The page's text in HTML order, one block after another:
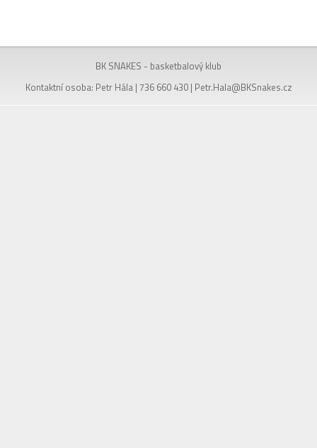
BK SNAKES - basketbalový klub
Kontaktní osoba: Petr Hála | 736 660 430 | Petr.Hala@BKSnakes.cz